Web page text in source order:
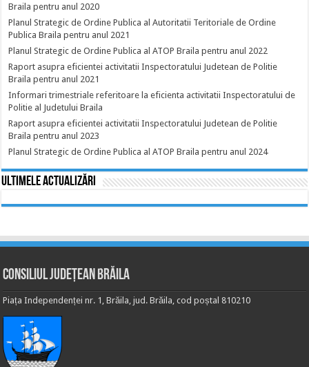
Braila pentru anul 2020
Planul Strategic de Ordine Publica al Autoritatii Teritoriale de Ordine
Publica Braila pentru anul 2021
Planul Strategic de Ordine Publica al ATOP Braila pentru anul 2022
Raport asupra eficientei activitatii Inspectoratului Judetean de Politie
Braila pentru anul 2021
Informari trimestriale referitoare la eficienta activitatii Inspectoratului de
Politie al Judetului Braila
Raport asupra eficientei activitatii Inspectoratului Judetean de Politie
Braila pentru anul 2023
Planul Strategic de Ordine Publica al ATOP Braila pentru anul 2024
Ultimele actualizări
Consiliul Județean Brăila
Piața Independenței nr. 1, Brăila, jud. Brăila, cod poștal 810210